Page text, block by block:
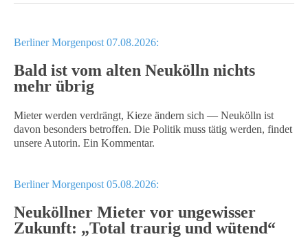
Berliner Morgenpost 07.08.2026:
Bald ist vom alten Neukölln nichts
mehr übrig
Mieter werden verdrängt, Kieze ändern sich — Neukölln ist
davon besonders betroffen. Die Politik muss tätig werden, findet
unsere Autorin. Ein Kommentar.
Berliner Morgenpost 05.08.2026:
Neuköllner Mieter vor ungewisser
Zukunft: „Total traurig und wütend“